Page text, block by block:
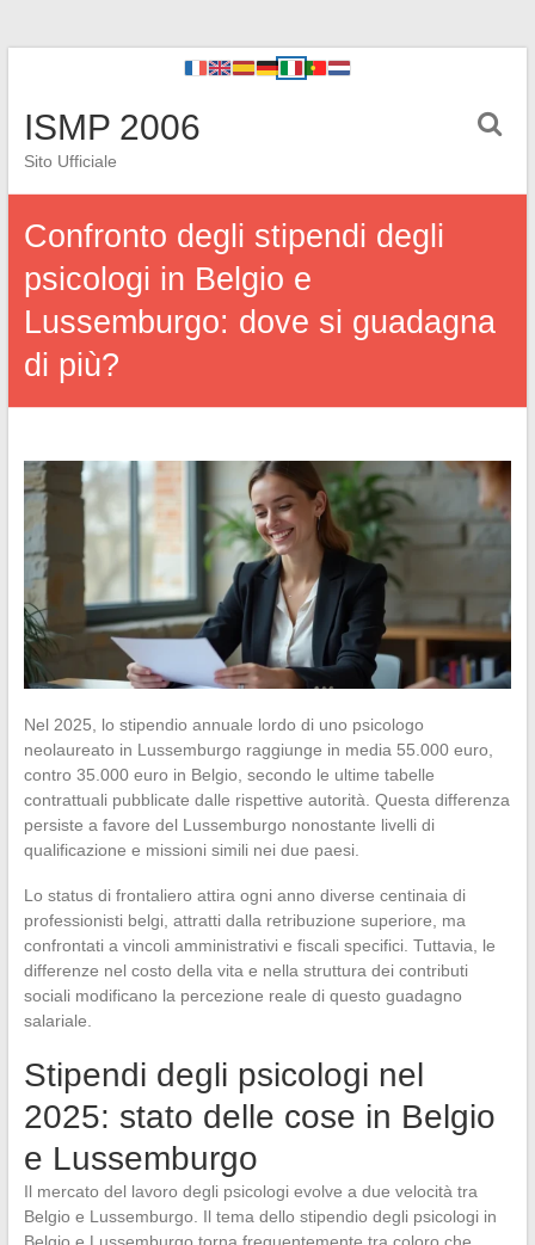
ISMP 2006
Sito Ufficiale
Confronto degli stipendi degli
psicologi in Belgio e
Lussemburgo: dove si guadagna
di più?
Nel 2025, lo stipendio annuale lordo di uno psicologo
neolaureato in Lussemburgo raggiunge in media 55.000 euro,
contro 35.000 euro in Belgio, secondo le ultime tabelle
contrattuali pubblicate dalle rispettive autorità. Questa differenza
persiste a favore del Lussemburgo nonostante livelli di
qualificazione e missioni simili nei due paesi.
Lo status di frontaliero attira ogni anno diverse centinaia di
professionisti belgi, attratti dalla retribuzione superiore, ma
confrontati a vincoli amministrativi e fiscali specifici. Tuttavia, le
differenze nel costo della vita e nella struttura dei contributi
sociali modificano la percezione reale di questo guadagno
salariale.
Stipendi degli psicologi nel
2025: stato delle cose in Belgio
e Lussemburgo
Il mercato del lavoro degli psicologi evolve a due velocità tra
Belgio e Lussemburgo. Il tema dello stipendio degli psicologi in